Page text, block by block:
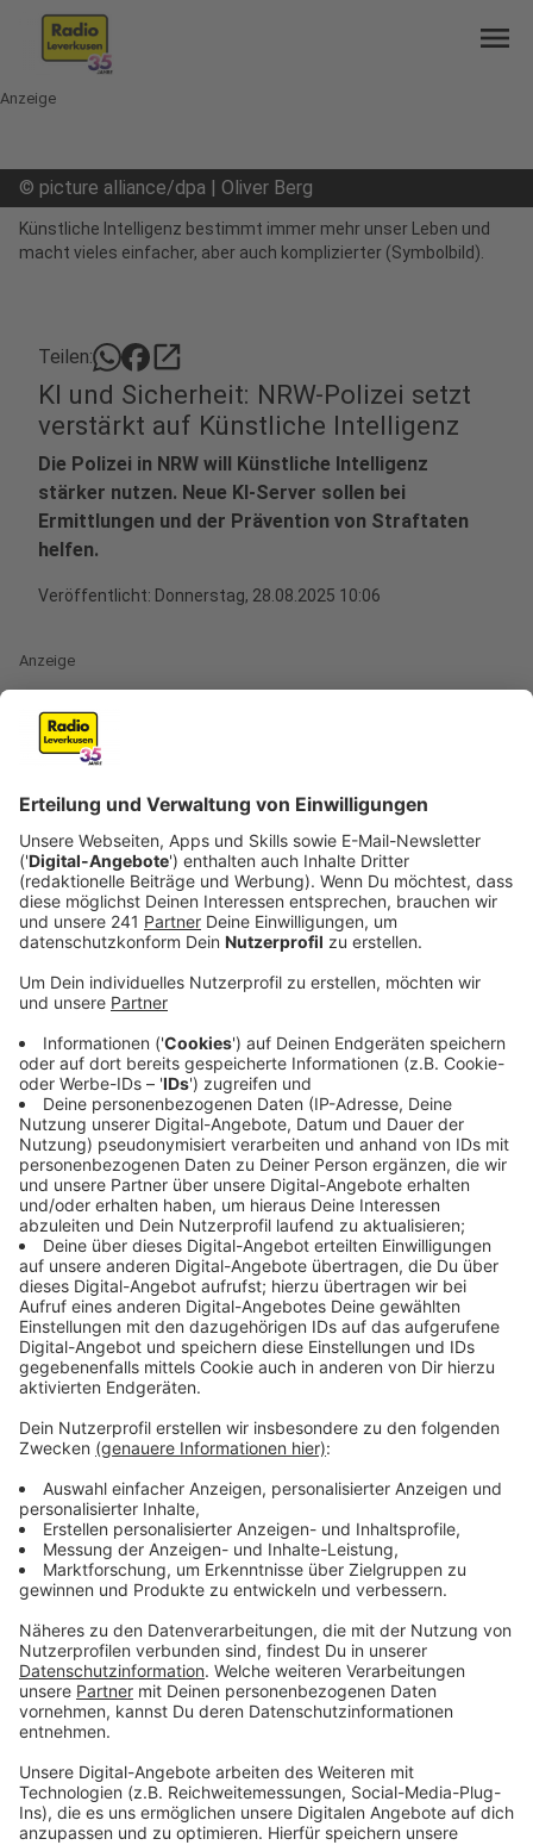
menu
Anzeige
© picture alliance/dpa | Oliver Berg
Künstliche Intelligenz bestimmt immer mehr unser Leben und
macht vieles einfacher, aber auch komplizierter (Symbolbild).
Teilen: open_in_new
KI und Sicherheit: NRW-Polizei setzt
verstärkt auf Künstliche Intelligenz
Die Polizei in NRW will Künstliche Intelligenz
stärker nutzen. Neue KI-Server sollen bei
Ermittlungen und der Prävention von Straftaten
helfen.
Veröffentlicht: Donnerstag, 28.08.2025 10:06
Anzeige
Noch in diesem Jahr will
Westfalen ihre Arbeit mit Künstlicher Intelligenz (KI)
deutlich ausweiten. Geplant ist der Einsatz einer KI, die
eigenständig Social-Media-Kanäle und sogar
verschlüsselte Foren durchforstet, um Hinweise auf
Anschlagspläne zu finden. Die KI soll außerdem in der
Lage sein, Nachrichten in Echtzeit zu übersetzen.
Dafür wird im Rhein-Erft-Kreis eine spezielle
Hardware-Anlage installiert. Ziel ist es, Massendaten
effizienter auszuwerten und so die Ermittlungsarbeit
zu verbessern.
Anzeige
Bisherige Erfahrungen mit KI bei der Polizei
Anzeige
Die Polizei in NRW nutzt bereits seit Jahren KI-
gestützte Software. Ein prominentes Beispiel ist das
Programm "Gotham" derUS-Firma Palantir, das seit
etwa vier Jahren im Einsatz ist. Diese Software hilft
dabei, Straftaten zu verhindern, bevor sie entstehen.
So konnte beispielsweise eine anonyme Amokdrohung
aufgeklärt werden. Darüber hinaus wird die Software
genutzt, um vorherzusagen, in welchen Wohngebieten
verstärkt mit Einbrüchen zu rechnen ist. Auch bei der
Analyse von Datenmengen im Zusammenhang mit
Ermittlungen zu Kinderpornografie kommt KI bereits
zum Einsatz.
Anzeige
©picture alliance/dpa | Volker Danisch
NRW-Innenminister Herbert Reul. Er ist großer
Verfechter von schneller und konsequenter
Täterverfolgung.